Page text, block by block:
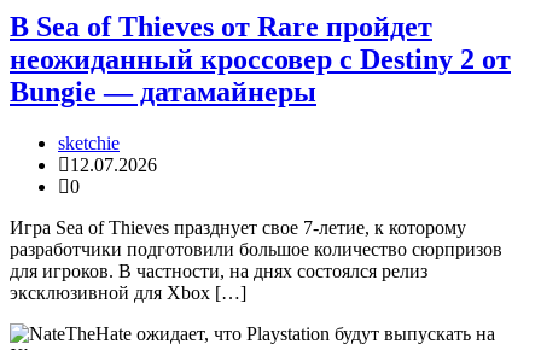
В Sea of Thieves от Rare пройдет
неожиданный кроссовер с Destiny 2 от
Bungie — датамайнеры
sketchie
12.07.2026
0
Игра Sea of Thieves празднует свое 7-летие, к которому
разработчики подготовили большое количество сюрпризов
для игроков. В частности, на днях состоялся релиз
эксклюзивной для Xbox […]